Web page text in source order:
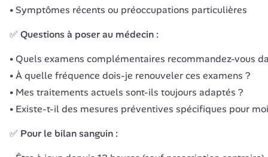
Symptômes récents ou préoccupations particulières
✅ Questions à poser au médecin :
Quels examens complémentaires recommandez-vous
À quelle fréquence dois-je renouveler ces examens ?
Mes traitements actuels sont-ils toujours adaptés ?
Existe-t-il des mesures préventives spécifiques pour
✅ Pour le bilan sanguin :